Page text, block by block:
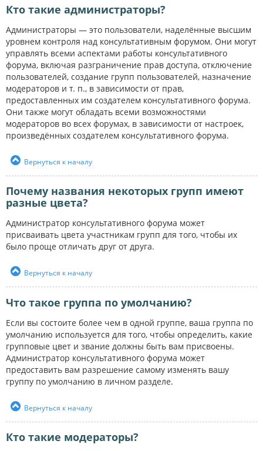
Кто такие администраторы?
Администраторы — это пользователи, наделённые высшим
уровнем контроля над консультативным форумом. Они могут
управлять всеми аспектами работы консультативного
форума, включая разграничение прав доступа, отключение
пользователей, создание групп пользователей, назначение
модераторов и т. п., в зависимости от прав,
предоставленных им создателем консультативного форума.
Они также могут обладать всеми возможностями
модераторов во всех форумах, в зависимости от настроек,
произведённых создателем консультативного форума.
Вернуться к началу
Почему названия некоторых групп имеют
разные цвета?
Администратор консультативного форума может
присваивать цвета участникам групп для того, чтобы их
было проще отличать друг от друга.
Вернуться к началу
Что такое группа по умолчанию?
Если вы состоите более чем в одной группе, ваша группа по
умолчанию используется для того, чтобы определить, какие
групповые цвет и звание должны быть вам присвоены.
Администратор консультативного форума может
предоставить вам разрешение самому изменять вашу
группу по умолчанию в личном разделе.
Вернуться к началу
Кто такие модераторы?